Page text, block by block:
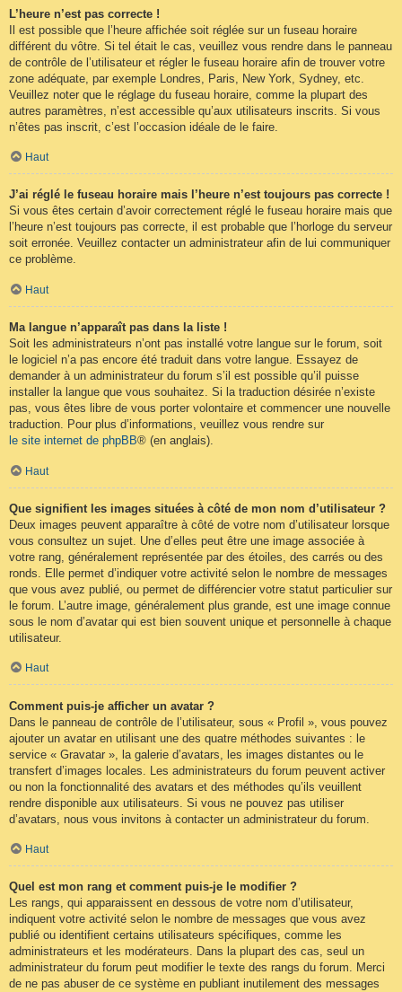
L’heure n’est pas correcte !
Il est possible que l’heure affichée soit réglée sur un fuseau horaire
différent du vôtre. Si tel était le cas, veuillez vous rendre dans le panneau
de contrôle de l’utilisateur et régler le fuseau horaire afin de trouver votre
zone adéquate, par exemple Londres, Paris, New York, Sydney, etc.
Veuillez noter que le réglage du fuseau horaire, comme la plupart des
autres paramètres, n’est accessible qu’aux utilisateurs inscrits. Si vous
n’êtes pas inscrit, c’est l’occasion idéale de le faire.
Haut
J’ai réglé le fuseau horaire mais l’heure n’est toujours pas correcte !
Si vous êtes certain d’avoir correctement réglé le fuseau horaire mais que
l’heure n’est toujours pas correcte, il est probable que l’horloge du serveur
soit erronée. Veuillez contacter un administrateur afin de lui communiquer
ce problème.
Haut
Ma langue n’apparaît pas dans la liste !
Soit les administrateurs n’ont pas installé votre langue sur le forum, soit
le logiciel n’a pas encore été traduit dans votre langue. Essayez de
demander à un administrateur du forum s’il est possible qu’il puisse
installer la langue que vous souhaitez. Si la traduction désirée n’existe
pas, vous êtes libre de vous porter volontaire et commencer une nouvelle
traduction. Pour plus d’informations, veuillez vous rendre sur
le site internet de phpBB® (en anglais).
Haut
Que signifient les images situées à côté de mon nom d’utilisateur ?
Deux images peuvent apparaître à côté de votre nom d’utilisateur lorsque
vous consultez un sujet. Une d’elles peut être une image associée à
votre rang, généralement représentée par des étoiles, des carrés ou des
ronds. Elle permet d’indiquer votre activité selon le nombre de messages
que vous avez publié, ou permet de différencier votre statut particulier sur
le forum. L’autre image, généralement plus grande, est une image connue
sous le nom d’avatar qui est bien souvent unique et personnelle à chaque
utilisateur.
Haut
Comment puis-je afficher un avatar ?
Dans le panneau de contrôle de l’utilisateur, sous « Profil », vous pouvez
ajouter un avatar en utilisant une des quatre méthodes suivantes : le
service « Gravatar », la galerie d’avatars, les images distantes ou le
transfert d’images locales. Les administrateurs du forum peuvent activer
ou non la fonctionnalité des avatars et des méthodes qu’ils veuillent
rendre disponible aux utilisateurs. Si vous ne pouvez pas utiliser
d’avatars, nous vous invitons à contacter un administrateur du forum.
Haut
Quel est mon rang et comment puis-je le modifier ?
Les rangs, qui apparaissent en dessous de votre nom d’utilisateur,
indiquent votre activité selon le nombre de messages que vous avez
publié ou identifient certains utilisateurs spécifiques, comme les
administrateurs et les modérateurs. Dans la plupart des cas, seul un
administrateur du forum peut modifier le texte des rangs du forum. Merci
de ne pas abuser de ce système en publiant inutilement des messages